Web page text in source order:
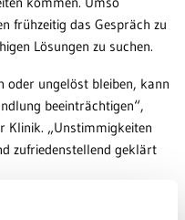
frühzeitig das Gespräch zu
Lösungen zu suchen.
oder ungelöst bleiben, kann
beeinträchtigen“,
Klinik. „Unstimmigkeiten
zufriedenstellend geklärt